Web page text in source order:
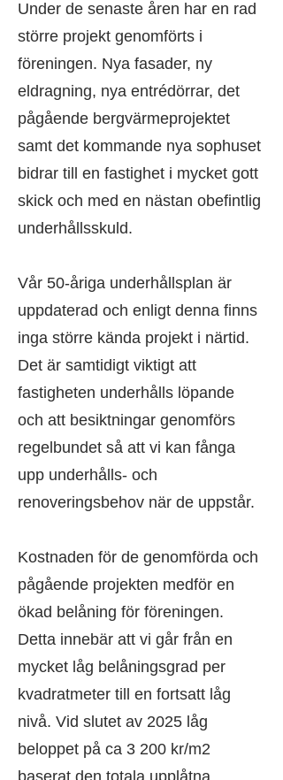
Under de senaste åren har en rad
större projekt genomförts i
föreningen. Nya fasader, ny
eldragning, nya entrédörrar, det
pågående bergvärmeprojektet
samt det kommande nya sophuset
bidrar till en fastighet i mycket gott
skick och med en nästan obefintlig
underhållsskuld.
Vår 50-åriga underhållsplan är
uppdaterad och enligt denna finns
inga större kända projekt i närtid.
Det är samtidigt viktigt att
fastigheten underhålls löpande
och att besiktningar genomförs
regelbundet så att vi kan fånga
upp underhålls- och
renoveringsbehov när de uppstår.
Kostnaden för de genomförda och
pågående projekten medför en
ökad belåning för föreningen.
Detta innebär att vi går från en
mycket låg belåningsgrad per
kvadratmeter till en fortsatt låg
nivå. Vid slutet av 2025 låg
beloppet på ca 3 200 kr/m2
baserat den totala upplåtna